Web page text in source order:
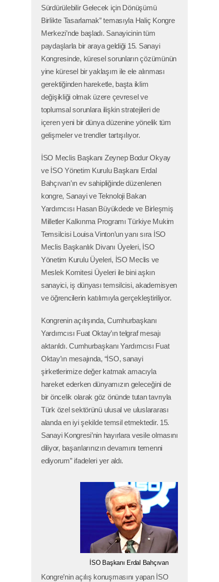
Sürdürülebilir Gelecek için Dönüşümü
Birlikte Tasarlamak” temasıyla Haliç Kongre
Merkezi’nde başladı. Sanayicinin tüm
paydaşlarla bir araya geldiği 15. Sanayi
Kongresinde, küresel sorunların çözümünün
yine küresel bir yaklaşım ile ele alınması
gerektiğinden hareketle, başta iklim
değişikliği olmak üzere çevresel ve
toplumsal sorunlara ilişkin stratejileri de
içeren yeni bir dünya düzenine yönelik tüm
gelişmeler ve trendler tartışılıyor.
İSO Meclis Başkanı Zeynep Bodur Okyay
ve İSO Yönetim Kurulu Başkanı Erdal
Bahçıvan’ın ev sahipliğinde düzenlenen
kongre, Sanayi ve Teknoloji Bakan
Yardımcısı Hasan Büyükdede ve Birleşmiş
Milletler Kalkınma Programı Türkiye Mukim
Temsilcisi Louisa Vinton’un yanı sıra İSO
Meclis Başkanlık Divanı Üyeleri, İSO
Yönetim Kurulu Üyeleri, İSO Meclis ve
Meslek Komitesi Üyeleri ile bini aşkın
sanayici, iş dünyası temsilcisi, akademisyen
ve öğrencilerin katılımıyla gerçekleştiriliyor.
Kongrenin açılışında, Cumhurbaşkanı
Yardımcısı Fuat Oktay’ın telgraf mesajı
aktarıldı. Cumhurbaşkanı Yardımcısı Fuat
Oktay’ın mesajında, “İSO, sanayi
şirketlerimize değer katmak amacıyla
hareket ederken dünyamızın geleceğini de
bir öncelik olarak göz önünde tutan tavrıyla
Türk özel sektörünü ulusal ve uluslararası
alanda en iyi şekilde temsil etmektedir. 15.
Sanayi Kongresi’nin hayırlara vesile olmasını
diliyor, başarılarınızın devamını temenni
ediyorum” ifadeleri yer aldı.
İSO Başkanı Erdal Bahçıvan
Kongre’nin açılış konuşmasını yapan İSO